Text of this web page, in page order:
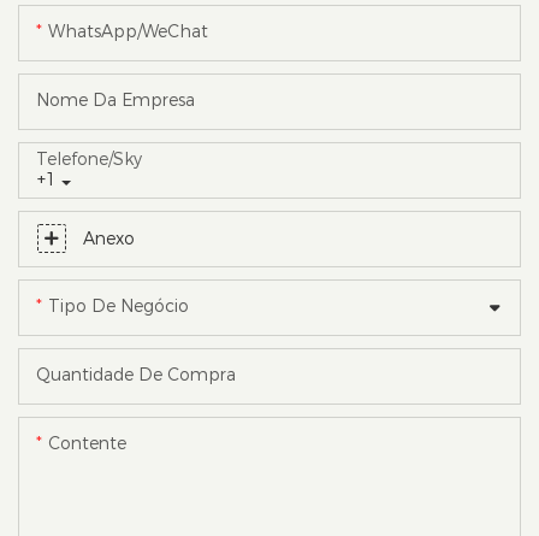
WhatsApp/WeChat
Nome Da Empresa
+1
Telefone/sky
Anexo
Tipo De Negócio
Quantidade De Compra
Contente